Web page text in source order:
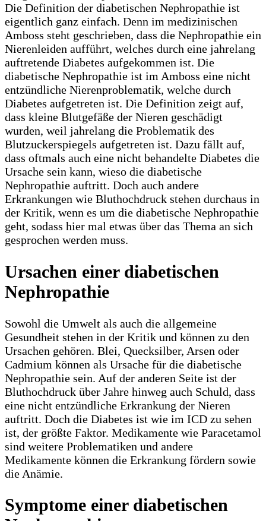
Die Definition der diabetischen Nephropathie ist
eigentlich ganz einfach. Denn im medizinischen
Amboss steht geschrieben, dass die Nephropathie ein
Nierenleiden aufführt, welches durch eine jahrelang
auftretende Diabetes aufgekommen ist. Die
diabetische Nephropathie ist im Amboss eine nicht
entzündliche Nierenproblematik, welche durch
Diabetes aufgetreten ist. Die Definition zeigt auf,
dass kleine Blutgefäße der Nieren geschädigt
wurden, weil jahrelang die Problematik des
Blutzuckerspiegels aufgetreten ist. Dazu fällt auf,
dass oftmals auch eine nicht behandelte Diabetes die
Ursache sein kann, wieso die diabetische
Nephropathie auftritt. Doch auch andere
Erkrankungen wie Bluthochdruck stehen durchaus in
der Kritik, wenn es um die diabetische Nephropathie
geht, sodass hier mal etwas über das Thema an sich
gesprochen werden muss.
Ursachen einer diabetischen
Nephropathie
Sowohl die Umwelt als auch die allgemeine
Gesundheit stehen in der Kritik und können zu den
Ursachen gehören. Blei, Quecksilber, Arsen oder
Cadmium können als Ursache für die diabetische
Nephropathie sein. Auf der anderen Seite ist der
Bluthochdruck über Jahre hinweg auch Schuld, dass
eine nicht entzündliche Erkrankung der Nieren
auftritt. Doch die Diabetes ist wie im ICD zu sehen
ist, der größte Faktor. Medikamente wie Paracetamol
sind weitere Problematiken und andere
Medikamente können die Erkrankung fördern sowie
die Anämie.
Symptome einer diabetischen